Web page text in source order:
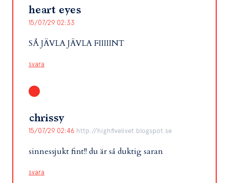
heart eyes
15/07/29 02:33
SÅ JÄVLA JÄVLA FIIIIINT
svara
chrissy
15/07/29 02:46 http://highfivelivet.blogspot.se
sinnessjukt fint!! du är så duktig saran
svara